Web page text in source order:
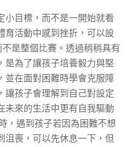
小目標，而不是一開始就看
育活動中感到挫折，可以設
是整個比賽。透過稍稍具有
是為了讓孩子培養毅力與堅
並在面對困難時學會克服障
讓孩子會理解到自己對設定
未來的生活中更有自我驅動
，遇到孩子若因為困難不想
沮喪，可以先休息一下，但